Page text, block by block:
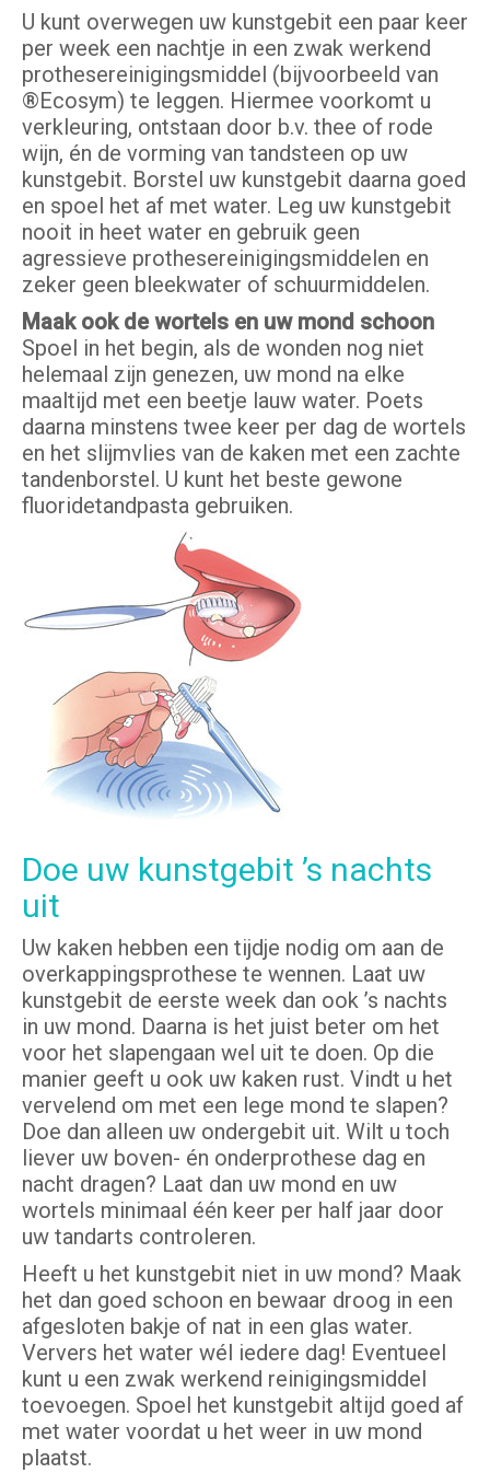
U kunt overwegen uw kunstgebit een paar keer
per week een nachtje in een zwak werkend
prothesereinigingsmiddel (bijvoorbeeld van
®Ecosym) te leggen. Hiermee voorkomt u
verkleuring, ontstaan door b.v. thee of rode
wijn, én de vorming van tandsteen op uw
kunstgebit. Borstel uw kunstgebit daarna goed
en spoel het af met water. Leg uw kunstgebit
nooit in heet water en gebruik geen
agressieve prothesereinigingsmiddelen en
zeker geen bleekwater of schuurmiddelen.
Maak ook de wortels en uw mond schoon
Spoel in het begin, als de wonden nog niet
helemaal zijn genezen, uw mond na elke
maaltijd met een beetje lauw water. Poets
daarna minstens twee keer per dag de wortels
en het slijmvlies van de kaken met een zachte
tandenborstel. U kunt het beste gewone
fluoridetandpasta gebruiken.
Doe uw kunstgebit ’s nachts
uit
Uw kaken hebben een tijdje nodig om aan de
overkappingsprothese te wennen. Laat uw
kunstgebit de eerste week dan ook ’s nachts
in uw mond. Daarna is het juist beter om het
voor het slapengaan wel uit te doen. Op die
manier geeft u ook uw kaken rust. Vindt u het
vervelend om met een lege mond te slapen?
Doe dan alleen uw ondergebit uit. Wilt u toch
liever uw boven- én onderprothese dag en
nacht dragen? Laat dan uw mond en uw
wortels minimaal één keer per half jaar door
uw tandarts controleren.
Heeft u het kunstgebit niet in uw mond? Maak
het dan goed schoon en bewaar droog in een
afgesloten bakje of nat in een glas water.
Ververs het water wél iedere dag! Eventueel
kunt u een zwak werkend reinigingsmiddel
toevoegen. Spoel het kunstgebit altijd goed af
met water voordat u het weer in uw mond
plaatst.